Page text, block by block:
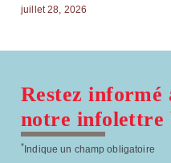
juillet 28, 2026
Restez informé
notre infolettre
*Indique un champ obligatoire